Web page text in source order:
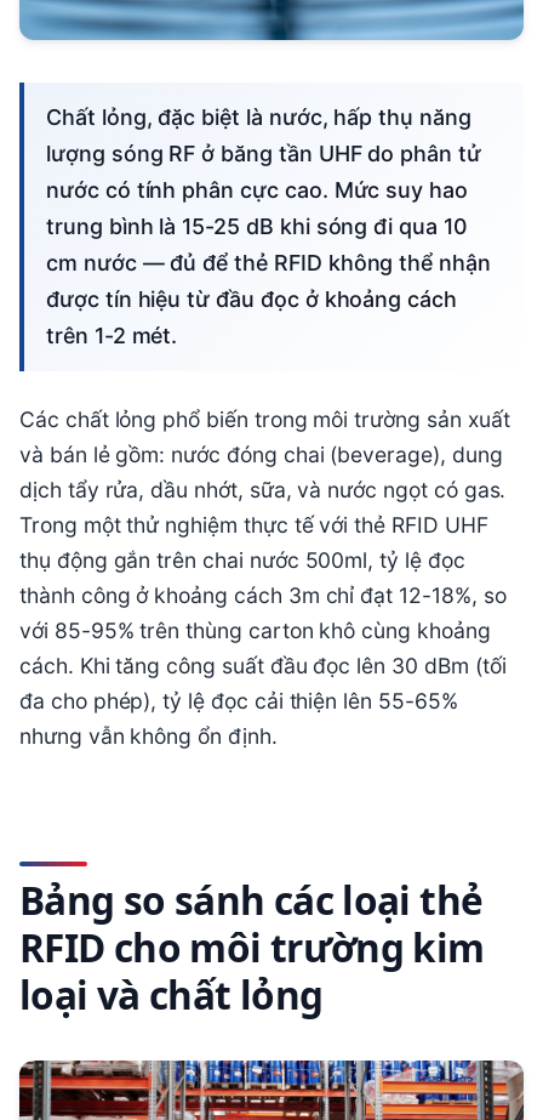
Chất lỏng, đặc biệt là nước, hấp thụ năng
lượng sóng RF ở băng tần UHF do phân tử
nước có tính phân cực cao. Mức suy hao
trung bình là 15-25 dB khi sóng đi qua 10
cm nước — đủ để thẻ RFID không thể nhận
được tín hiệu từ đầu đọc ở khoảng cách
trên 1-2 mét.
Các chất lỏng phổ biến trong môi trường sản xuất
và bán lẻ gồm: nước đóng chai (beverage), dung
dịch tẩy rửa, dầu nhớt, sữa, và nước ngọt có gas.
Trong một thử nghiệm thực tế với thẻ RFID UHF
thụ động gắn trên chai nước 500ml, tỷ lệ đọc
thành công ở khoảng cách 3m chỉ đạt 12-18%, so
với 85-95% trên thùng carton khô cùng khoảng
cách. Khi tăng công suất đầu đọc lên 30 dBm (tối
đa cho phép), tỷ lệ đọc cải thiện lên 55-65%
nhưng vẫn không ổn định.
Bảng so sánh các loại thẻ
RFID cho môi trường kim
loại và chất lỏng